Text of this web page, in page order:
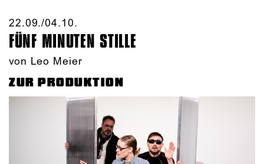
22.09./​04.10.​
FÜNF MINUTEN STILLE
von Leo Meier
ZUR PRODUKTION